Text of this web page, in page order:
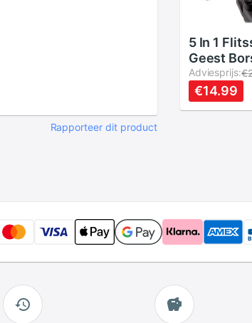
Rapporteer dit product
5 In 1
Geest
Cleaning
Pen
Doek
Adviesprijs:
€14.99